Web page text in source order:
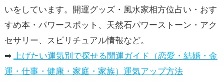
いをしています。開運グッズ・風水家相方位占い・おす
すめ本・パワースポット、天然石パワーストーン・アク
セサリー、スピリチュアル情報など。
➡上げたい運気別で探せる開運ガイド（恋愛・結婚・金
運・仕事・健康・家庭・家族）運気アップ方法